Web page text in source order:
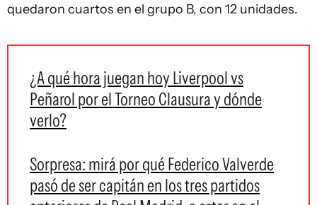
quedaron cuartos en el grupo B, con 12 unidades.
¿A qué hora juegan hoy Liverpool vs
Peñarol por el Torneo Clausura y dónde
verlo?
Sorpresa: mirá por qué Federico Valverde
pasó de ser capitán en los tres partidos